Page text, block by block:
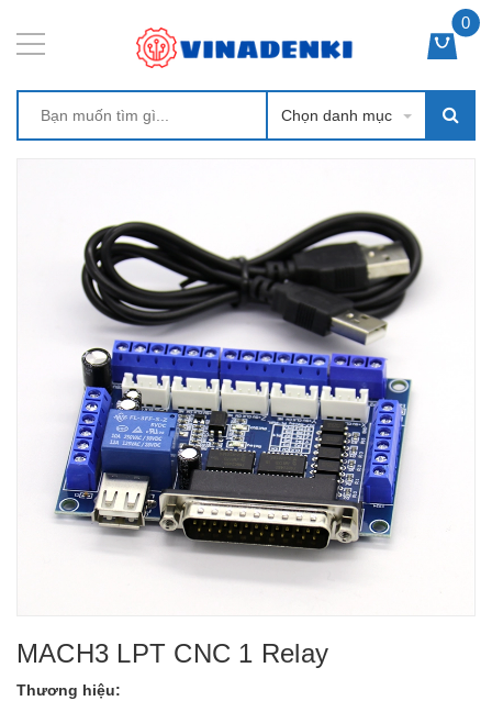
Chọn danh mục
0
MACH3 LPT CNC 1 Relay
Thương hiệu: